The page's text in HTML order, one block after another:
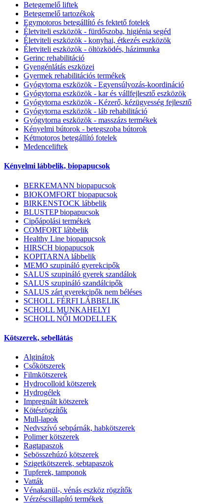
Betegemelő liftek
Betegemelő tartozékok
Egymotoros betegállító és fektető fotelek
Életviteli eszközök - fürdőszoba, higiénia segéd
Életviteli eszközök - konyhai, étkezés eszközök
Életviteli eszközök - öltözködés, házimunka
Gerinc rehabilitáció
Gyengénlátás eszközei
Gyermek rehabilitációs termékek
Gyógytorna eszközök - Egyensúlyozás-koordináció
Gyógytorna eszközök - kar és vállfejlesztő eszközök
Gyógytorna eszközök - Kézerő, kézügyesség fejlesztő
Gyógytorna eszközök - láb rehabilitáció
Gyógytorna eszközök - masszázs termékek
Kényelmi bútorok - betegszoba bútorok
Kétmotoros betegállító fotelek
Medenceliftek
Kényelmi lábbelik, biopapucsok
BERKEMANN biopapucsok
BIOKOMFORT biopapucsok
BIRKENSTOCK lábbelik
BLUSTEP biopapucsok
Cipőápolási termékek
COMFORT lábbelik
Healthy Line biopapucsok
HIRSCH biopapucsok
KOPITARNA lábbelik
MEMO szupináló gyerekcipők
SALUS szupináló gyerek szandálok
SALUS szupináló szandálcipők
SALUS zárt gyerekcipők nem béléses
SCHOLL FÉRFI LÁBBELIK
SCHOLL MUNKAHELYI
SCHOLL NŐI MODELLEK
Kötszerek, sebellátás
Alginátok
Csőkötszerek
Filmkötszerek
Hydrocolloid kötszerek
Hydrogélek
Impregnált kötszerek
Kötésrögzítők
Mull-lapok
Nedvszívó sebpárnák, habkötszerek
Polimer kötszerek
Ragtapaszok
Sebösszehúzó kötszerek
Szigetkötszerek, sebtapaszok
Tupferek, tamponok
Vatták
Vénakanül-, vénás eszköz rögzítők
Vérzéscsillapító termékek